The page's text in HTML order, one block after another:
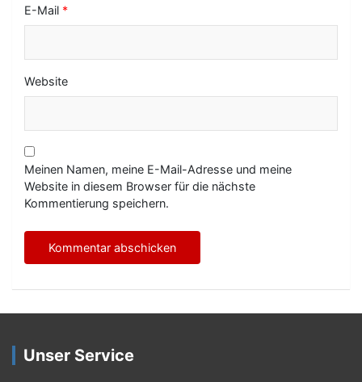
E-Mail *
Website
Meinen Namen, meine E-Mail-Adresse und meine
Website in diesem Browser für die nächste
Kommentierung speichern.
Unser Service